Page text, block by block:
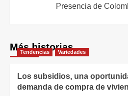
Presencia de
Más historias
Tendencias Variedades
Los subsidios, una
demanda de compra de